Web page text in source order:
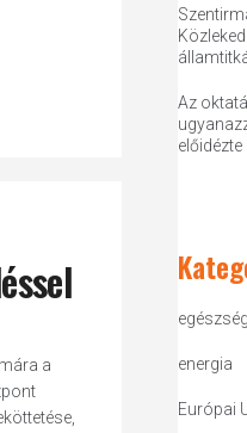
a
Az
előidézte
energia
Európai